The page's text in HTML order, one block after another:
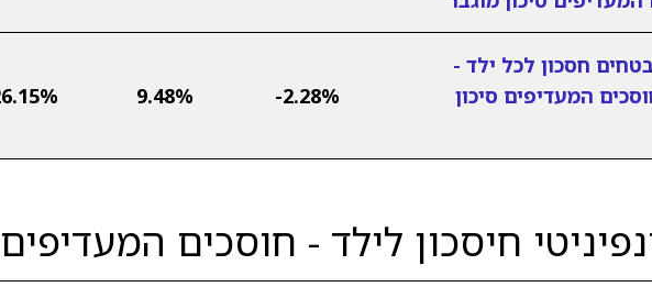
חסכון לכל ילד -
המעדיפים סיכון
-2.28%
9.48%
חיסכון לילד - חוסכים